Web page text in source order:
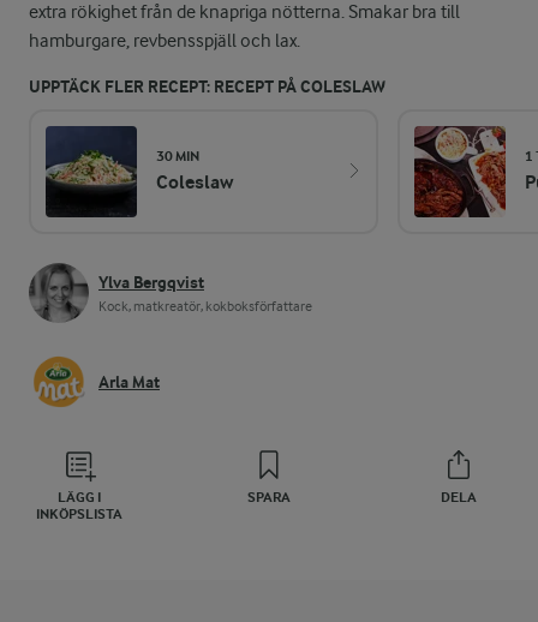
extra rökighet från de knapriga nötterna. Smakar bra till
hamburgare, revbensspjäll och lax.
UPPTÄCK FLER RECEPT: RECEPT PÅ COLESLAW
30 MIN
Coleslaw
1
Ylva Bergqvist
Kock, matkreatör, kokboksförfattare
Arla Mat
LÄGG I
INKÖPSLISTA
SPARA DELA